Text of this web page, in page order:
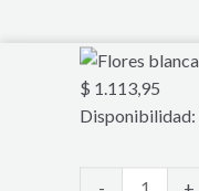
$ 1.113,95
Disponibilidad:
Flores
blancas
3D
con